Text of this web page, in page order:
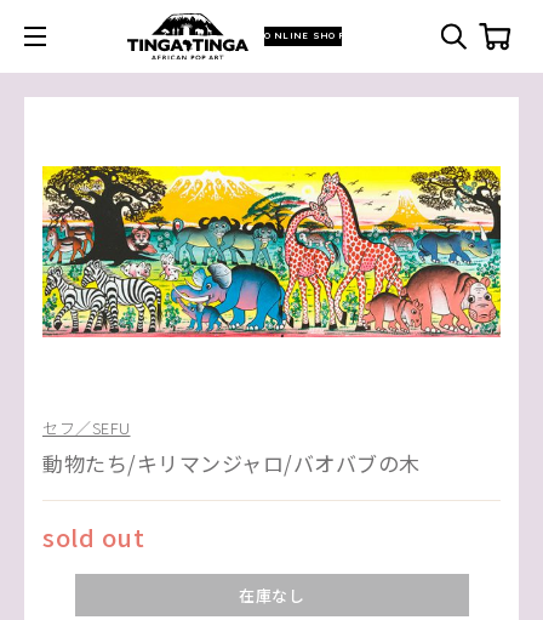
ONLINE SHOP
セフ／SEFU
動物たち/キリマンジャロ/バオバブの木
sold out
在庫なし